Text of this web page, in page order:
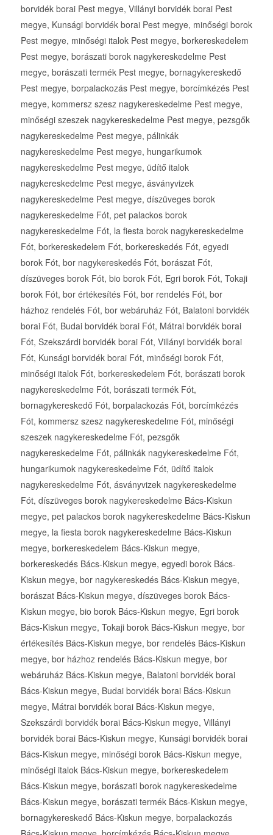
borvidék borai Pest megye, Villányi borvidék borai Pest
megye, Kunsági borvidék borai Pest megye, minőségi borok
Pest megye, minőségi italok Pest megye, borkereskedelem
Pest megye, borászati borok nagykereskedelme Pest
megye, borászati termék Pest megye, bornagykereskedő
Pest megye, borpalackozás Pest megye, borcímkézés Pest
megye, kommersz szesz nagykereskedelme Pest megye,
minőségi szeszek nagykereskedelme Pest megye, pezsgők
nagykereskedelme Pest megye, pálinkák
nagykereskedelme Pest megye, hungarikumok
nagykereskedelme Pest megye, üdítő italok
nagykereskedelme Pest megye, ásványvizek
nagykereskedelme Pest megye, díszüveges borok
nagykereskedelme Fót, pet palackos borok
nagykereskedelme Fót, la fiesta borok nagykereskedelme
Fót, borkereskedelem Fót, borkereskedés Fót, egyedi
borok Fót, bor nagykereskedés Fót, borászat Fót,
díszüveges borok Fót, bio borok Fót, Egri borok Fót, Tokaji
borok Fót, bor értékesítés Fót, bor rendelés Fót, bor
házhoz rendelés Fót, bor webáruház Fót, Balatoni borvidék
borai Fót, Budai borvidék borai Fót, Mátrai borvidék borai
Fót, Szekszárdi borvidék borai Fót, Villányi borvidék borai
Fót, Kunsági borvidék borai Fót, minőségi borok Fót,
minőségi italok Fót, borkereskedelem Fót, borászati borok
nagykereskedelme Fót, borászati termék Fót,
bornagykereskedő Fót, borpalackozás Fót, borcímkézés
Fót, kommersz szesz nagykereskedelme Fót, minőségi
szeszek nagykereskedelme Fót, pezsgők
nagykereskedelme Fót, pálinkák nagykereskedelme Fót,
hungarikumok nagykereskedelme Fót, üdítő italok
nagykereskedelme Fót, ásványvizek nagykereskedelme
Fót, díszüveges borok nagykereskedelme Bács-Kiskun
megye, pet palackos borok nagykereskedelme Bács-Kiskun
megye, la fiesta borok nagykereskedelme Bács-Kiskun
megye, borkereskedelem Bács-Kiskun megye,
borkereskedés Bács-Kiskun megye, egyedi borok Bács-
Kiskun megye, bor nagykereskedés Bács-Kiskun megye,
borászat Bács-Kiskun megye, díszüveges borok Bács-
Kiskun megye, bio borok Bács-Kiskun megye, Egri borok
Bács-Kiskun megye, Tokaji borok Bács-Kiskun megye, bor
értékesítés Bács-Kiskun megye, bor rendelés Bács-Kiskun
megye, bor házhoz rendelés Bács-Kiskun megye, bor
webáruház Bács-Kiskun megye, Balatoni borvidék borai
Bács-Kiskun megye, Budai borvidék borai Bács-Kiskun
megye, Mátrai borvidék borai Bács-Kiskun megye,
Szekszárdi borvidék borai Bács-Kiskun megye, Villányi
borvidék borai Bács-Kiskun megye, Kunsági borvidék borai
Bács-Kiskun megye, minőségi borok Bács-Kiskun megye,
minőségi italok Bács-Kiskun megye, borkereskedelem
Bács-Kiskun megye, borászati borok nagykereskedelme
Bács-Kiskun megye, borászati termék Bács-Kiskun megye,
bornagykereskedő Bács-Kiskun megye, borpalackozás